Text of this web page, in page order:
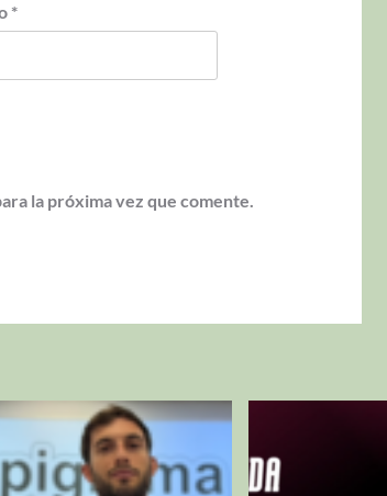
*
la próxima vez que comente.